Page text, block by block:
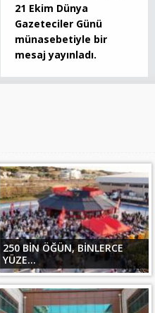
21 Ekim Dünya
Gazeteciler Günü
münasebetiyle bir
mesaj yayınladı.
250 BİN ÖĞÜN, BİNLERCE
YÜZE...